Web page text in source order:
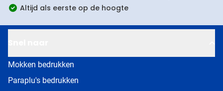
Altijd als eerste op de hoogte
Mokken bedrukken
Paraplu's bedrukken